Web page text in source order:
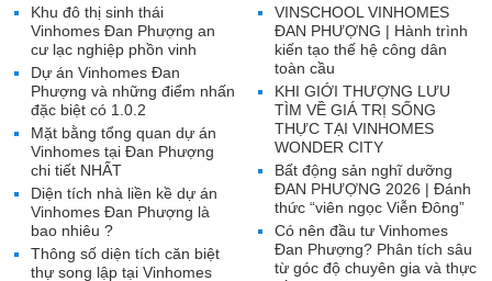
VINSCHOOL VINHOMES
ĐAN PHƯỢNG | Hành trình
kiến tạo thế hệ công dân
toàn cầu
KHI GIỚI THƯỢNG LƯU
TÌM VỀ GIÁ TRỊ SỐNG
THỰC TẠI VINHOMES
WONDER CITY
Bất động sản nghĩ dưỡng
ĐAN PHƯỢNG 2026 | Đánh
thức “viên ngọc Viễn Đông”
Có nên đầu tư Vinhomes
Đan Phượng? Phân tích sâu
từ góc độ chuyên gia và thực
Khu đô thị sinh thái
Vinhomes Đan Phượng an
cư lạc nghiệp phồn vinh
Dự án Vinhomes Đan
Phượng và những điểm nhấn
đặc biệt có 1.0.2
Mặt bằng tổng quan dự án
Vinhomes tại Đan Phượng
chi tiết NHẤT
Diện tích nhà liền kề dự án
Vinhomes Đan Phượng là
bao nhiêu ?
Thông số diện tích căn biệt
thự song lập tại Vinhomes